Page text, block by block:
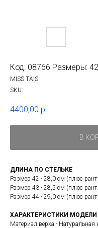
Код: 08766 Размеры: 42
MISS TAIS
SKU:
4400,00 р.
В
ДЛИНА ПО СТЕЛЬКЕ
Размер 42 - 28,0 см (плюс
Размер 43 - 28,5 см (плюс
Размер 44 - 29,0 см (плюс
ХАРАКТЕРИСТИКИ МОДЕЛИ
Материал верха -